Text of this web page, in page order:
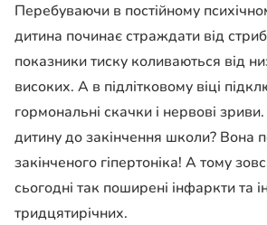
Перебуваючи в постійному
дитина починає страждати від
показники тиску коливаються від
високих. А в підлітковому віці
гормональні скачки і нервові
дитину до закінчення школи? Вона
закінченого гіпертоніка! А тому
сьогодні так поширені інфаркти та
тридцятирічних.